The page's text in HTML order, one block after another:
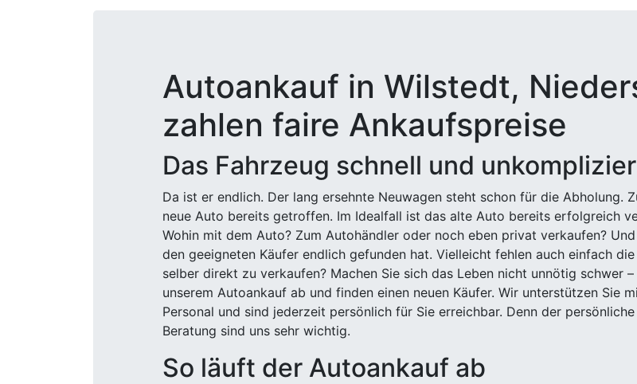
Autoankauf in Wilstedt,
zahlen faire Ankaufspreise
Das Fahrzeug schnell und
Da ist er endlich. Der lang ersehnte Neuwagen steht schon für die Abholung.
neue Auto bereits getroffen. Im Idealfall ist das alte Auto bereits erfolgreich
Wohin mit dem Auto? Zum Autohändler oder noch eben privat verkaufen?
den geeigneten Käufer endlich gefunden hat. Vielleicht fehlen auch einfach
selber direkt zu verkaufen? Machen Sie sich das Leben nicht unnötig schwer
unserem Autoankauf ab und finden einen neuen Käufer. Wir unterstützen Sie
Personal und sind jederzeit persönlich für Sie erreichbar. Denn der
Beratung sind uns sehr wichtig.
So läuft der Autoankauf ab